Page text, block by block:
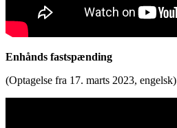
Enhånds fastspænding
(Optagelse fra 17. marts 2023, engelsk)